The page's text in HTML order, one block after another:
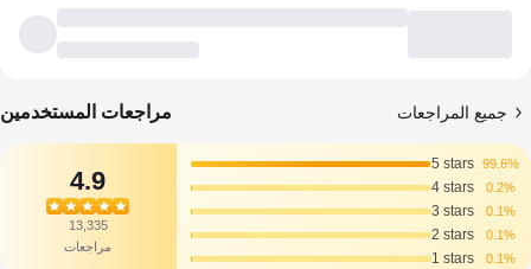
مراجعات المستخدمين جميع المراجعات
4.9
13,335
مراجعات
5 stars 99.6%
4 stars 0.2%
3 stars 0.1%
2 stars 0.1%
1 stars 0.1%